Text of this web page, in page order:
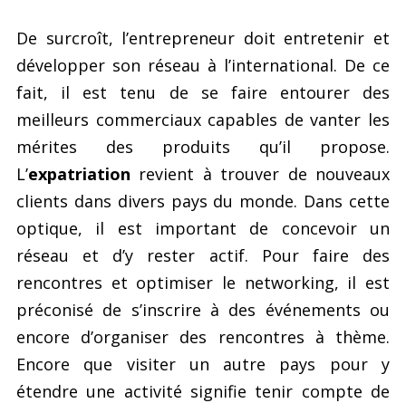
De surcroît, l’entrepreneur doit entretenir et
développer son réseau à l’international. De ce
fait, il est tenu de se faire entourer des
meilleurs commerciaux capables de vanter les
mérites des produits qu’il propose.
L’expatriation revient à trouver de nouveaux
clients dans divers pays du monde. Dans cette
optique, il est important de concevoir un
réseau et d’y rester actif. Pour faire des
rencontres et optimiser le networking, il est
préconisé de s’inscrire à des événements ou
encore d’organiser des rencontres à thème.
Encore que visiter un autre pays pour y
étendre une activité signifie tenir compte de